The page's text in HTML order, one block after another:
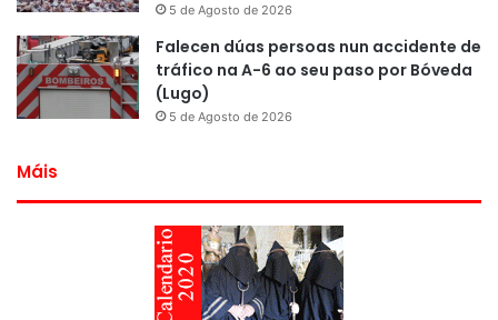
5 de Agosto de 2026
Falecen dúas persoas nun accidente de
tráfico na A-6 ao seu paso por Bóveda
(Lugo)
5 de Agosto de 2026
Máis